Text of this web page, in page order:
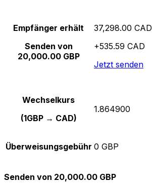
Empfänger erhält
Senden von
20,000.00 GBP
37,298.00 CAD
+535.59 CAD
Jetzt senden
Wechselkurs
(1GBP → CAD)
1.864900
Überweisungsgebühr 0 GBP
Senden von 20,000.00 GBP